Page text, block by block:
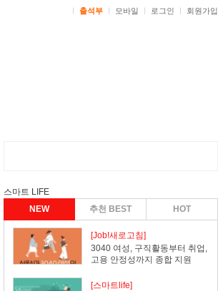
출석부 모바일 로그인 회원가입
스마트 LIFE
NEW
추천 BEST HOT
[Job!새로고침]
3040 여성, 구직활동부터 취업,
고용 안정성까지 종합 지원
[스마트life]